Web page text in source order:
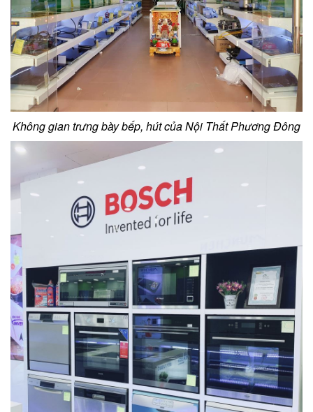
Không gian trưng bày bếp, hút của Nội Thất Phương Đông